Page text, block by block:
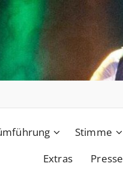
Stimme
Extras
Presse